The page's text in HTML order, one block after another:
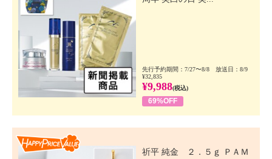
先行予約期間：7/27〜8/8 放送日：8/9
¥32,835
¥9,988(税込)
69%OFF
祈平 純金 ２．５ｇ ＰＡＭ